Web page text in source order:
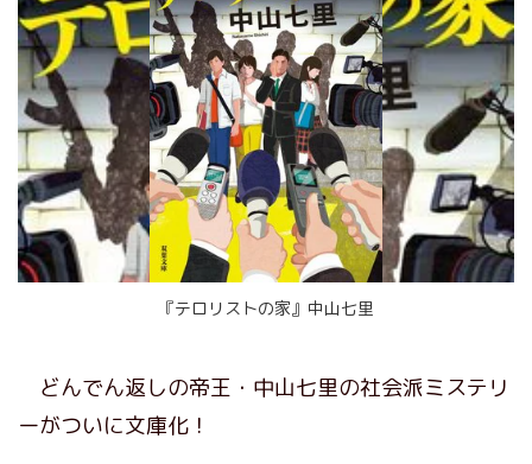
『テロリストの家』中山七里
どんでん返しの帝王・中山七里の社会派ミステリ
ーがついに文庫化！